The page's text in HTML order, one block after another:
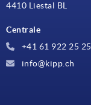
4410 Liestal BL
Centrale
+41 61 922 25 25
info@kipp.ch